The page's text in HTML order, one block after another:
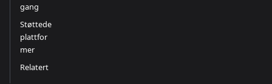
gang
Støttede
plattfor
mer
Relatert